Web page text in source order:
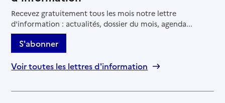
03 52 15 12 98
Contact
Rapport HAS
Recevez gratuitement tous les mois notre lettre
d'information : actualités, dossier du mois, agenda...
S'abonner
Voir toutes les lettres d'information